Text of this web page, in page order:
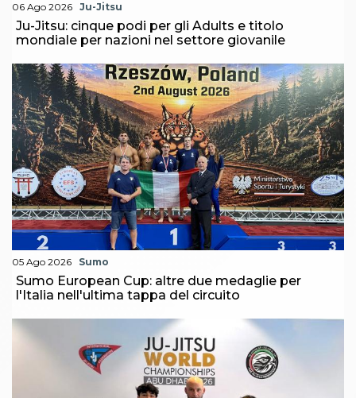
06 Ago 2026 Ju-Jitsu
Ju-Jitsu: cinque podi per gli Adults e titolo
mondiale per nazioni nel settore giovanile
05 Ago 2026 Sumo
Sumo European Cup: altre due medaglie per
l'Italia nell'ultima tappa del circuito